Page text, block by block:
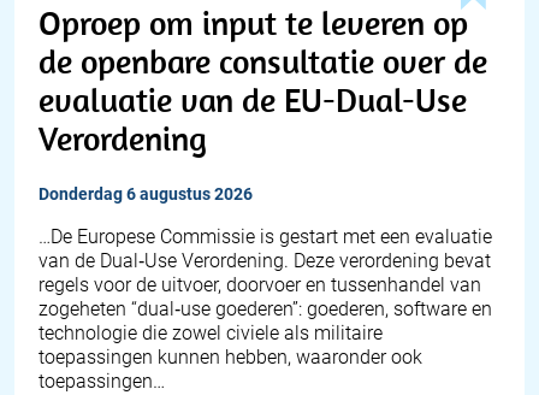
Oproep om input te leveren op
de openbare consultatie over de
evaluatie van de EU-Dual-Use
Verordening
donderdag 6 augustus 2026
…De Europese Commissie is gestart met een evaluatie
van de Dual‑Use Verordening. Deze verordening bevat
regels voor de uitvoer, doorvoer en tussenhandel van
zogeheten “dual‑use goederen”: goederen, software en
technologie die zowel civiele als militaire
toepassingen kunnen hebben, waaronder ook
toepassingen…